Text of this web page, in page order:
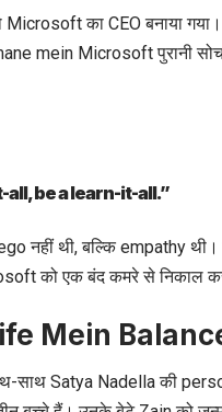
का CEO बनाया
mein Microsoft पुरानी
all, be a learn-it-all.”
नहीं थी, बल्कि empathy
को एक बंद कमरे से निकाल
Mein
Satya Nadella की